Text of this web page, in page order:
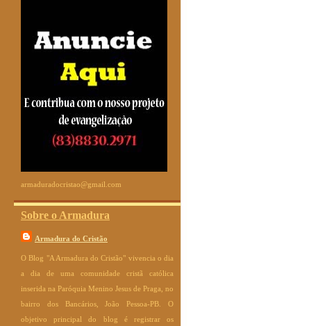
armaduradocristao@gmail.com
Sobre o Armadura
Armadura do Cristão
O Blog "A Armadura do Cristão" vivencia o dia
a dia de uma comunidade cristã católica
inserida na Paróquia Menino Jesus de Praga, no
bairro dos Bancários, João Pessoa-PB. O
objetivo principal do blog é registrar os